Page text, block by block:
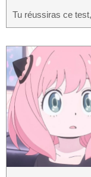
Tu réussiras ce